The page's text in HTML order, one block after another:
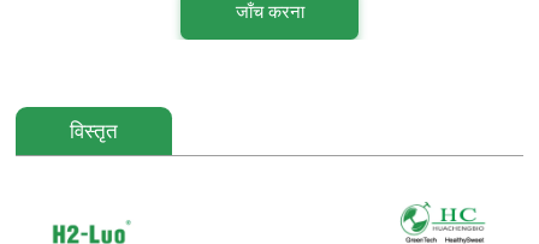
जाँच करना
विस्तृत